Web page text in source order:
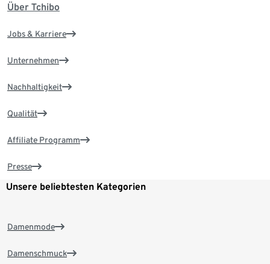
Über Tchibo
Jobs & Karriere
Unternehmen
Nachhaltigkeit
Qualität
Affiliate Programm
Presse
Unsere beliebtesten Kategorien
Damenmode
Damenschmuck